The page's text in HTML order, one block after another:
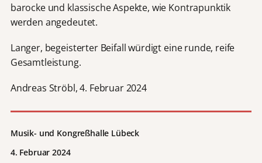
barocke und klassische Aspekte, wie Kontrapunktik
werden angedeutet.
Langer, begeisterter Beifall würdigt eine runde, reife
Gesamtleistung.
Andreas Ströbl, 4. Februar 2024
Musik- und Kongreßhalle Lübeck
4. Februar 2024